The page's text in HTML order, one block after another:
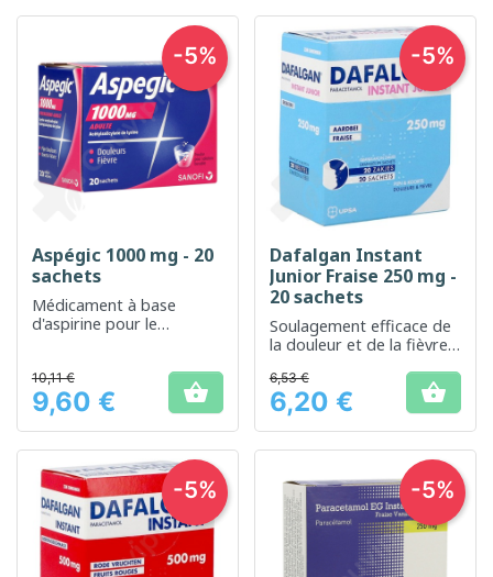
Aspégic 1000 mg - 20
sachets
Médicament à base
d'aspirine pour le
Prix
10,11 €
9,60 € 
-5%
Dafalgan Instant
Junior Fraise 250 mg -
20 sachets
Soulagement efficace de
la douleur et de la fièvre
Prix
6,53 €
6,20 € 
-5%
-5% -5%